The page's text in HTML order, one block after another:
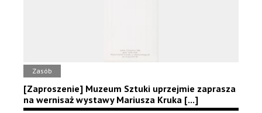
Zasób
[Zaproszenie] Muzeum Sztuki uprzejmie zaprasza
na wernisaż wystawy Mariusza Kruka [...]